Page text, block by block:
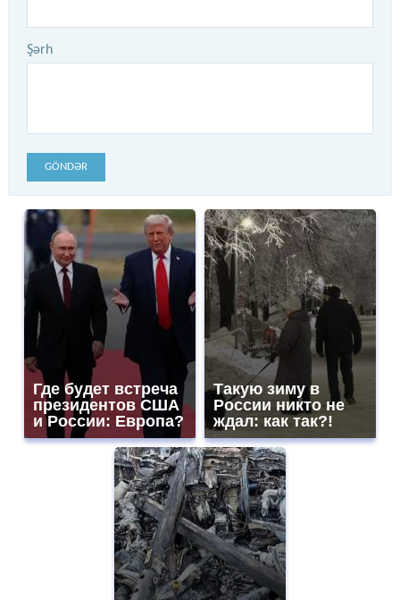
Şərh
GÖNDƏR
Где будет встреча
президентов США
и России: Европа?
Такую зиму в
России никто не
ждал: как так?!